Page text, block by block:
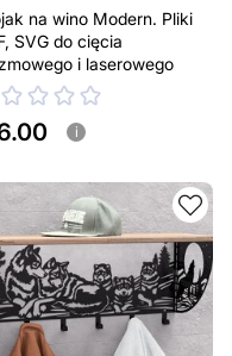
na wino Modern. Pliki
SVG do cięcia
i laserowego
i